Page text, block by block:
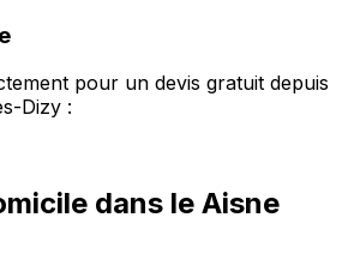
pour un devis gratuit depuis
Dizy :
dans le Aisne